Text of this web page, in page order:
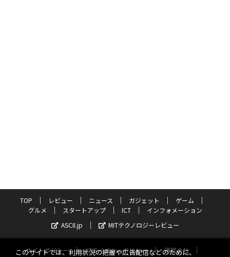
TOP レビュー ニュース ガジェット
ゲーム
グルメ
スタートアップ ICT
インフォメーション
ASCII.jp
MITテクノロジーレビュー
サイトポリシー プライバシーポリシー
運営会社
このサイトでは、利用状況の把握や広告配信などのために、